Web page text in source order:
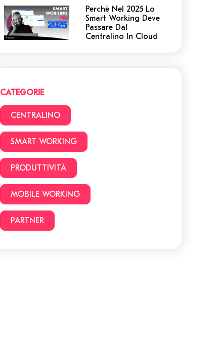
Perchè Nel 2025 Lo
Smart Working Deve
Passare Dal
Centralino In Cloud
considerare prima di
lavorare da casa
Smart Working o
CATEGORIE
CENTRALINO
SMART WORKING
PRODUTTIVITÀ
MOBILE WORKING
PARTNER